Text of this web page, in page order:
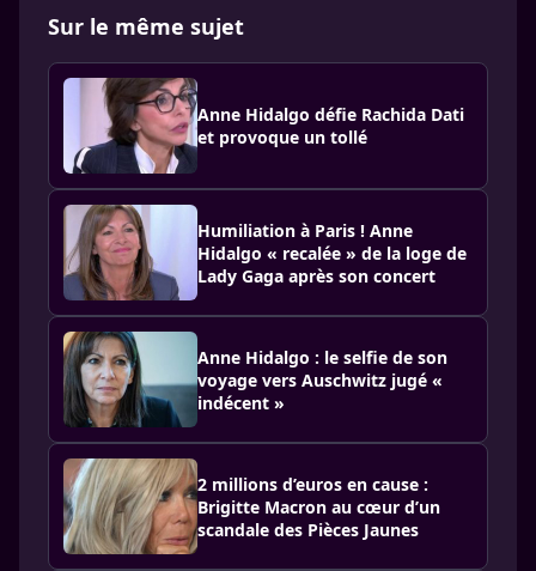
Sur le même sujet
Anne Hidalgo défie Rachida Dati
et provoque un tollé
Humiliation à Paris ! Anne
Hidalgo « recalée » de la loge de
Lady Gaga après son concert
Anne Hidalgo : le selfie de son
voyage vers Auschwitz jugé «
indécent »
2 millions d’euros en cause :
Brigitte Macron au cœur d’un
scandale des Pièces Jaunes